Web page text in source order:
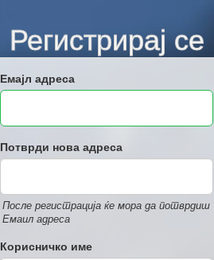
Регистрирај се
Емајл адреса
Потврди нова адреса
После регистрација ќе мора да потврдиш
Емаил адреса
Корисничко име